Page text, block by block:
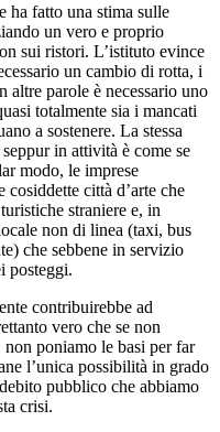
ha fatto una stima sulle
un vero e proprio
sui ristori. L’istituto evince
un cambio di rotta, i
parole è necessario uno
totalmente sia i mancati
a sostenere. La stessa
in attività è come se
modo, le imprese
città d’arte che
straniere e, in
non di linea (taxi, bus
che sebbene in servizio
posteggi.
contribuirebbe ad
vero che se non
poniamo le basi per far
l’unica possibilità in grado
pubblico che abbiamo
crisi.